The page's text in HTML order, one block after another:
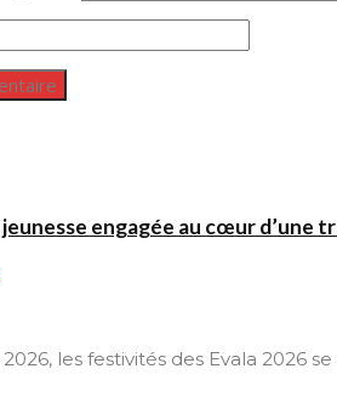
jeunesse engagée au cœur d’une
les festivités des Evala 2026